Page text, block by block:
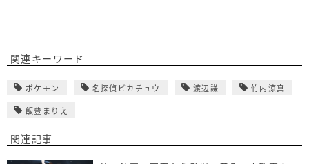
関連キーワード
ポケモン 名探偵ピカチュウ 渡辺謙 竹内涼真
飯豊まりえ
関連記事